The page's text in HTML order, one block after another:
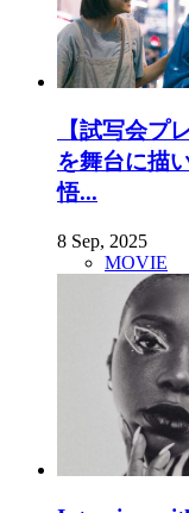
【試写会プ
を舞台に描
悟...
8 Sep, 2025
MOVIE